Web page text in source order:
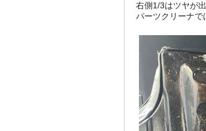
右側1/3はツヤが
パーツクリーナで